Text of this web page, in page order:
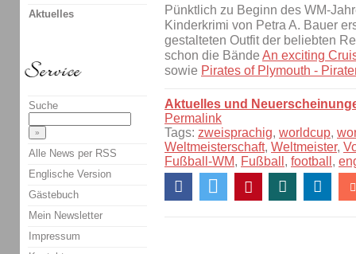
Pünktlich zu Beginn des WM-
Kinderkrimi von Petra A. Bauer
gestalteten Outfit der beliebten
schon die Bände An exciting
sowie Pirates of Plymouth -
Aktuelles und
Permalink
Tags: zweisprachig, worldcup,
Weltmeisterschaft, Weltmeister,
Fußball-WM, Fußball , football ,
Aktuelles
Suche
Alle News per RSS
Englische Version
Gästebuch
Mein Newsletter
Impressum